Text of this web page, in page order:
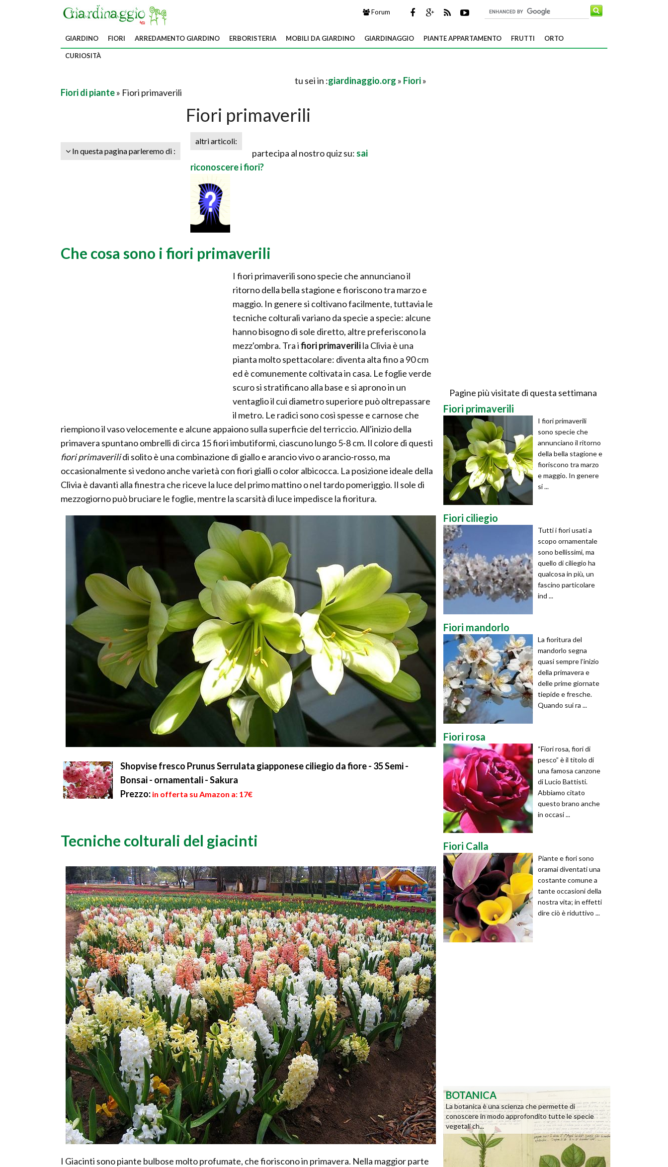
Forum
GIARDINO FIORI ARREDAMENTO GIARDINO ERBORISTERIA MOBILI DA GIARDINO GIARDINAGGIO PIANTE APPARTAMENTO FRUTTI ORTO
CURIOSITÀ
tu sei in :giardinaggio.org » Fiori»
Fiori di piante» Fiori primaverili
Fiori primaverili
In questa pagina parleremo di :
altri articoli:
partecipa al nostro quiz su: sai
riconoscere i fiori?
Che cosa sono i fiori primaverili
I fiori primaverili sono specie che annunciano il
ritorno della bella stagione e fioriscono tra marzo e
maggio. In genere si coltivano facilmente, tuttavia le
tecniche colturali variano da specie a specie: alcune
hanno bisogno di sole diretto, altre preferiscono la
mezz'ombra. Tra ifiori primaverilila Clivia è una
pianta molto spettacolare: diventa alta fino a 90 cm
ed è comunemente coltivata in casa. Le foglie verde
scuro si stratificano alla base e si aprono in un
ventaglio il cui diametro superiore può oltrepassare
il metro. Le radici sono così spesse e carnose che
riempiono il vaso velocemente e alcune appaiono sulla superficie del terriccio. All'inizio della
primavera spuntano ombrelli di circa 15 fiori imbutiformi, ciascuno lungo 5-8 cm. Il colore di questi
fiori primaverilidi solito è una combinazione di giallo e arancio vivo o arancio-rosso, ma
occasionalmente si vedono anche varietà con fiori gialli o color albicocca. La posizione ideale della
Clivia è davanti alla finestra che riceve la luce del primo mattino o nel tardo pomeriggio. Il sole di
mezzogiorno può bruciare le foglie, mentre la scarsità di luce impedisce la fioritura.
Shopvise fresco Prunus Serrulata giapponese ciliegio da fiore - 35 Semi -
Bonsai - ornamentali - Sakura
Prezzo: in offerta su Amazon a: 17€
Tecniche colturali del giacinti
I Giacinti sono piante bulbose molto profumate, che fioriscono in primavera. Nella maggior parte
Pagine più visitate di questa settimana
Fiori primaverili
I fiori primaverili
sono specie che
annunciano il ritorno
della bella stagione e
fioriscono tra marzo
e maggio. In genere
si ...
Fiori ciliegio
Tutti i fiori usati a
scopo ornamentale
sono bellissimi, ma
quello di ciliegio ha
qualcosa in più, un
fascino particolare
ind ...
Fiori mandorlo
La fioritura del
mandorlo segna
quasi sempre l’inizio
della primavera e
delle prime giornate
tiepide e fresche.
Quando sui ra ...
Fiori rosa
“Fiori rosa, fiori di
pesco” è il titolo di
una famosa canzone
di Lucio Battisti.
Abbiamo citato
questo brano anche
in occasi ...
Fiori Calla
Piante e fiori sono
oramai diventati una
costante comune a
tante occasioni della
nostra vita; in effetti
dire ciò è riduttivo ...
BOTANICA
La botanica è una scienza che permette di
conoscere in modo approfondito tutte le specie
vegetali ch...